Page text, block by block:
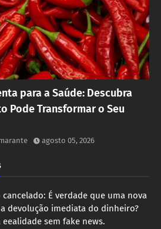
para a Saúde: Descubra
Pode Transformar o Seu
agosto 05, 2026
cancelado: É verdade que uma nova
devolução imediata do dinheiro?
eealidade sem fake news.